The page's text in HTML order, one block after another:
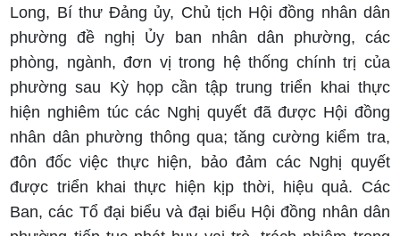
Long, Bí thư Đảng ủy, Chủ tịch Hội đồng nhân dân
phường đề nghị Ủy ban nhân dân phường, các
phòng, ngành, đơn vị trong hệ thống chính trị của
phường sau Kỳ họp cần tập trung triển khai thực
hiện nghiêm túc các Nghị quyết đã được Hội đồng
nhân dân phường thông qua; tăng cường kiểm tra,
đôn đốc việc thực hiện, bảo đảm các Nghị quyết
được triển khai thực hiện kịp thời, hiệu quả. Các
Ban, các Tổ đại biểu và đại biểu Hội đồng nhân dân